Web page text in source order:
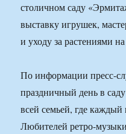
столичном саду
выставку игрушек,
и уходу за растениями
По информации пресс-
праздничный день в
всей семьей, где каждый
Любителей ретро-